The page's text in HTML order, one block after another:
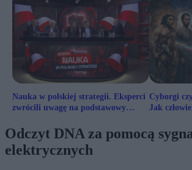
Nauka w polskiej strategii. Eksperci
zwrócili uwagę na podstawowy
Cyborgi
Jak
Odczyt DNA za pomocą
elektrycznych